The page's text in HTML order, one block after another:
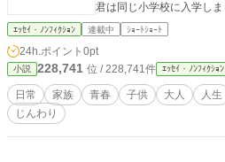
ｴｯｾｲ・ﾉﾝﾌｨｸｼｮﾝ 連載中 ｼｮｰﾄｼｮｰﾄ
24h.ポイント 0pt
小説 228,741 位 / 228,741件 ｴｯｾｲ・ﾉﾝﾌｨｸｼｮﾝ
日常 家族 青春 子供 大人 人生
じんわり